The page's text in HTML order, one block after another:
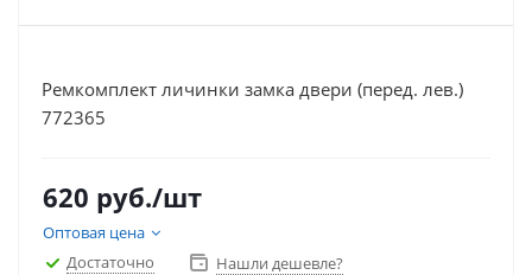
Ремкомплект личинки замка двери (перед. лев.)
772365
620 руб./шт
Оптовая цена
Достаточно
Нашли дешевле?